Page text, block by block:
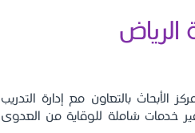
بالتعاون مع إدارة التدريب
خدمات شاملة للوقاية من العدوى